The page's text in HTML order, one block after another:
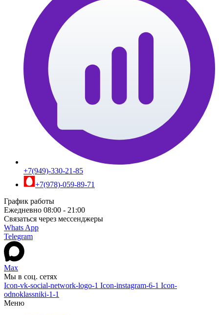
+7(949)-330-21-85
+7(978)-059-89-71
График работы
Ежедневно 08:00 - 21:00
Связаться через мессенджеры
Whats App
Telegram
Max
Мы в соц. сетях
Icon-vk-social-network-logo-1 Icon-instagram-6-1 Icon-
odnoklassniki-1-1
Меню